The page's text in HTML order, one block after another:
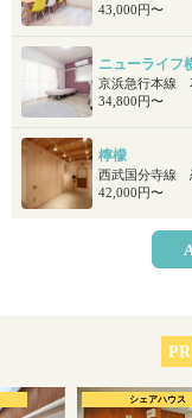
43,000円〜
ニューライフ
34,800円〜
檸檬
西武国分寺線
42,000円〜
PR
シェアハウス